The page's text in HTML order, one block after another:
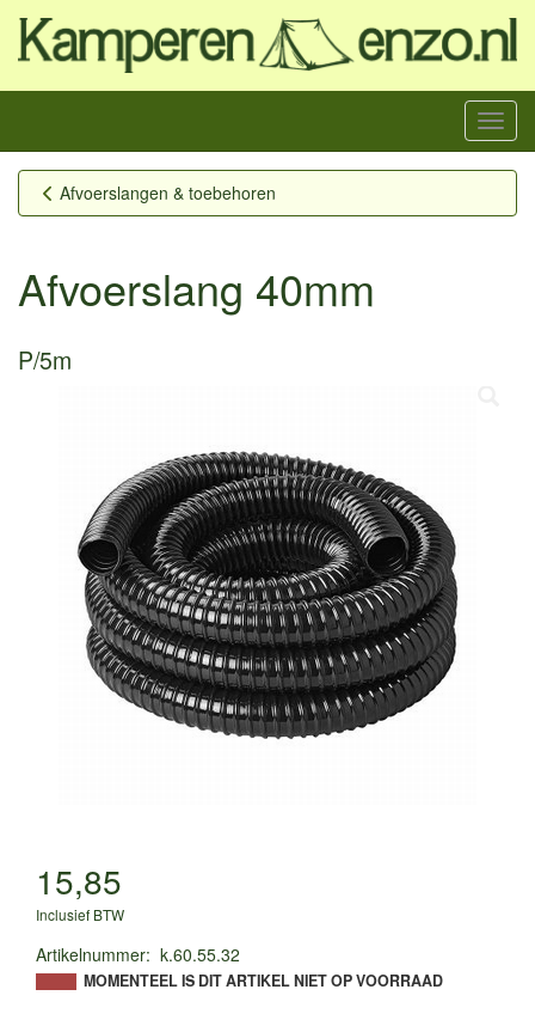
Menu
Afvoerslangen & toebehoren
Afvoerslang 40mm
P/5m
15,85
Inclusief BTW
Artikelnummer: k.60.55.32
MOMENTEEL IS DIT ARTIKEL NIET OP VOORRAAD